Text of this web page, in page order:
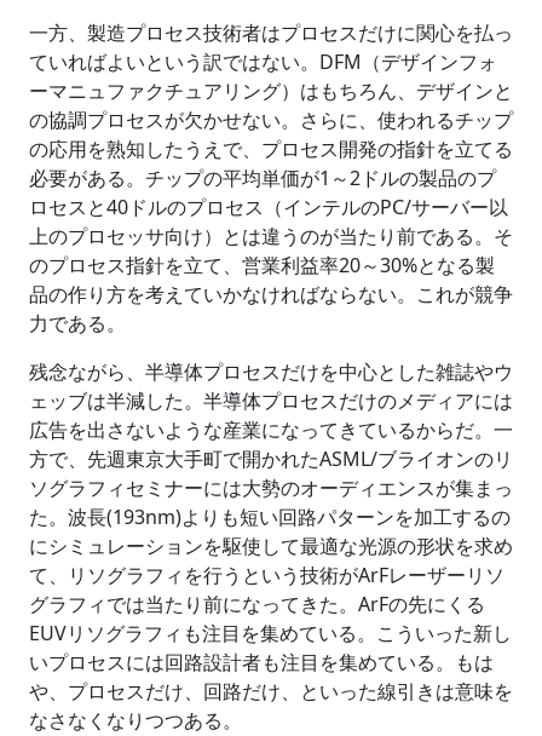
一方、製造プロセス技術者はプロセスだけに関心を払っ
ていればよいという訳ではない。DFM（デザインフォ
ーマニュファクチュアリング）はもちろん、デザインと
の協調プロセスが欠かせない。さらに、使われるチップ
の応用を熟知したうえで、プロセス開発の指針を立てる
必要がある。チップの平均単価が1～2ドルの製品のプ
ロセスと40ドルのプロセス（インテルのPC/サーバー以
上のプロセッサ向け）とは違うのが当たり前である。そ
のプロセス指針を立て、営業利益率20～30%となる製
品の作り方を考えていかなければならない。これが競争
力である。
残念ながら、半導体プロセスだけを中心とした雑誌やウ
ェッブは半減した。半導体プロセスだけのメディアには
広告を出さないような産業になってきているからだ。一
方で、先週東京大手町で開かれたASML/ブライオンのリ
ソグラフィセミナーには大勢のオーディエンスが集まっ
た。波長(193nm)よりも短い回路パターンを加工するの
にシミュレーションを駆使して最適な光源の形状を求め
て、リソグラフィを行うという技術がArFレーザーリソ
グラフィでは当たり前になってきた。ArFの先にくる
EUVリソグラフィも注目を集めている。こういった新し
いプロセスには回路設計者も注目を集めている。もは
や、プロセスだけ、回路だけ、といった線引きは意味を
なさなくなりつつある。